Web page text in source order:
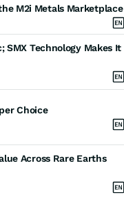
M2i Metals Marketplace
SMX Technology Makes It
Choice
Across Rare Earths